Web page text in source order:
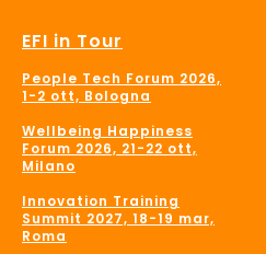
EFI in Tour
People Tech Forum 2026,
1-2 ott, Bologna
Wellbeing Happiness
Forum 2026, 21-22 ott,
Milano
Innovation Training
Summit 2027, 18-19 mar,
Roma